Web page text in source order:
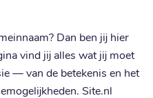
Dan ben jij hier
vind jij alles wat jij moet
— van de betekenis en het
Site.nl